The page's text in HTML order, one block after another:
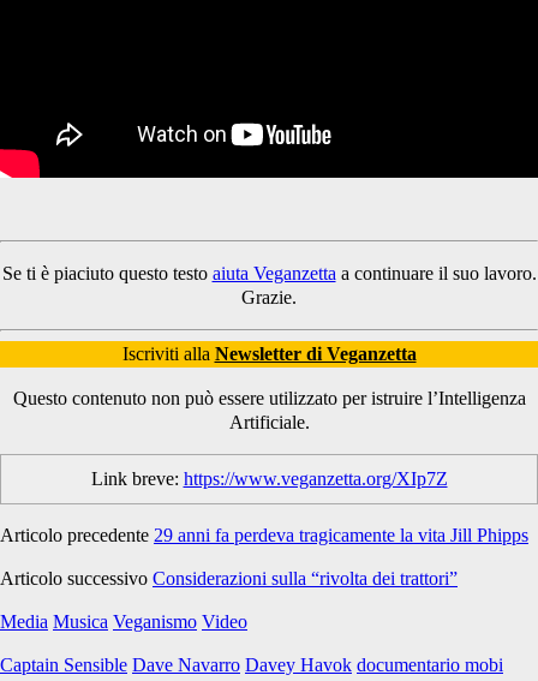
Se ti è piaciuto questo testo aiuta Veganzetta a continuare il suo lavoro.
Grazie.
Iscriviti alla Newsletter di Veganzetta
Questo contenuto non può essere utilizzato per istruire l’Intelligenza
Artificiale.
Link breve: https://www.veganzetta.org/XIp7Z
Articolo precedente 29 anni fa perdeva tragicamente la vita Jill Phipps
Articolo successivo Considerazioni sulla “rivolta dei trattori”
Media Musica Veganismo Video
Captain Sensible Dave Navarro Davey Havok documentario mobi